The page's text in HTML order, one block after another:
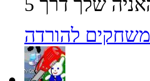
משחקים להורדה